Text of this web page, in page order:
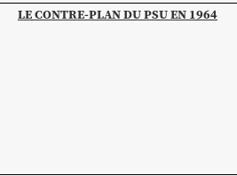
LE CONTRE-PLAN DU PSU EN 1964